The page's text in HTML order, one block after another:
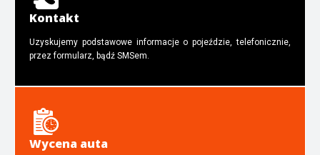
Kontakt
Uzyskujemy podstawowe informacje o pojeździe, telefonicznie,
przez formularz, bądź SMSem.
Wycena auta